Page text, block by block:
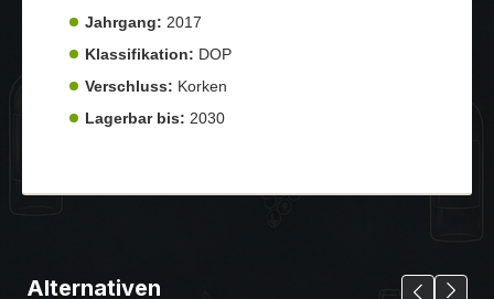
Jahrgang: 2017
Klassifikation: DOP
Verschluss: Korken
Lagerbar bis: 2030
Alternativen